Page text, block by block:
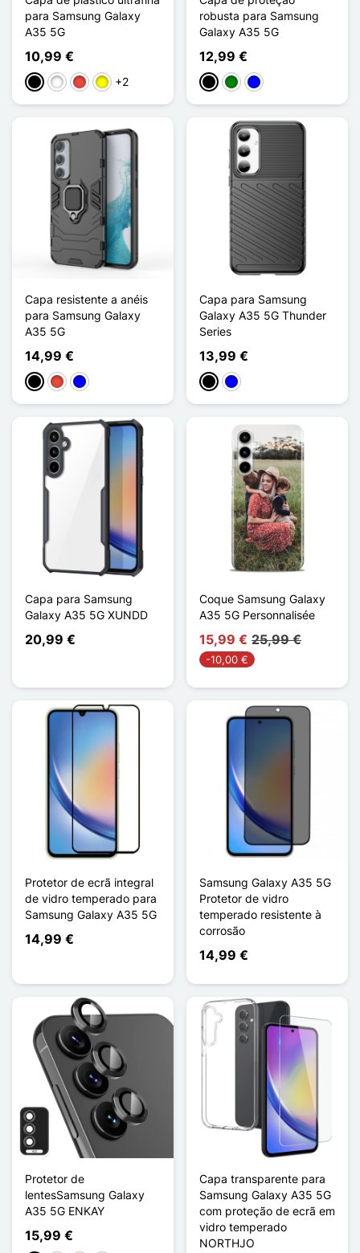
para Samsung Galaxy
A35 5G
10,99 €
PretoBrancoVermelho
Amarelo
+2
robusta para Samsung
Galaxy A35 5G
12,99 €
PretoVerdeAzul
Capa resistente a anéis
para Samsung Galaxy
A35 5G
14,99 €
PretoVermelho
Azul
Capa para Samsung
Galaxy A35 5G Thunder
Series
13,99 €
PretoAzul
Capa para Samsung
Galaxy A35 5G XUNDD
20,99 €
Coque Samsung Galaxy
A35 5G Personnalisée
15,99 € 25,99 €
-10,00 €
Protetor de ecrã integral
de vidro temperado para
Samsung Galaxy A35 5G
14,99 €
Samsung Galaxy A35 5G
Protetor de vidro
temperado resistente à
corrosão
14,99 €
Protetor de
lentesSamsung Galaxy
A35 5G ENKAY
15,99 €
Capa transparente para
Samsung Galaxy A35 5G
com proteção de ecrã em
vidro temperado
NORTHJO